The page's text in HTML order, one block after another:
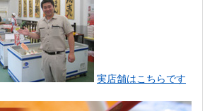
実店舗はこちらです